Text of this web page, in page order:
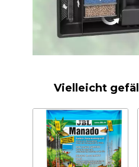
Vielleicht